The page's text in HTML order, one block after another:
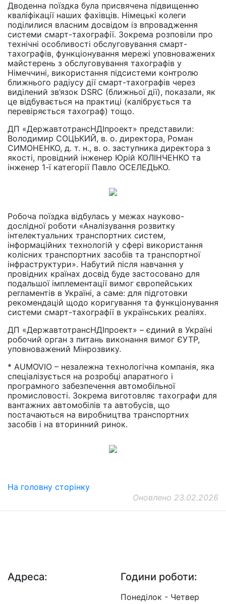
Дводенна поїздка була присвячена підвищенню
кваліфікації наших фахівців. Німецькі колеги
поділилися власним досвідом із впровадження
системи смарт-тахографії. Зокрема розповіли про
технічні особливості обслуговування смарт-
тахографів, функціонування мережі уповноважених
майстерень з обслуговування тахографів у
Німеччині, використання підсистеми контролю
ближнього радіусу дії смарт-тахографів через
виділений зв’язок DSRC (ближньої дії), показали, як
це відбувається на практиці (калібрується та
перевіряється тахограф) тощо.
ДП «ДержавтотрансНДІпроект» представили:
Володимир СОЦЬКИЙ, в. о. директора, Роман
СИМОНЕНКО, д. т. н., в. о. заступника директора з
якості, провідний інженер Юрій КОЛІНЧЕНКО та
інженер 1-ї категорії Павло ОСЕЛЕДЬКО.
Робоча поїздка відбулась у межах науково-
дослідної роботи «Аналізування розвитку
інтелектуальних транспортних систем,
інформаційних технологій у сфері використання
колісних транспортних засобів та транспортної
інфраструктури». Набутий після навчання у
провідних країнах досвід буде застосовано для
подальшої імплементації вимог європейських
регламентів в Україні, а саме: для підготовки
рекомендацій щодо коригування та функціонування
системи смарт-тахографії в українських реаліях.
ДП «ДержавтотрансНДІпроект» – єдиний в Україні
робочий орган з питань виконання вимог ЄУТР,
уповноважений Мінрозвику.
* AUMOVIO – незалежна технологічна компанія, яка
спеціалізується на розробці апаратного і
програмного забезпечення автомобільної
промисловості. Зокрема виготовляє тахографи для
вантажних автомобілів та автобусів, що
постачаються на виробництва транспортних
засобів і на вторинний ринок.
На головну сторінку
Оновлено 23.02.2026
Адреса: Години роботи:
Понеділок - Четвер